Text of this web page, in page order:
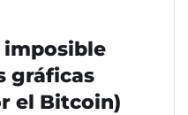
imposible
gráficas
el Bitcoin)